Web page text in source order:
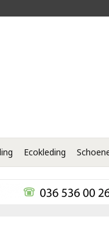
Ecokleding